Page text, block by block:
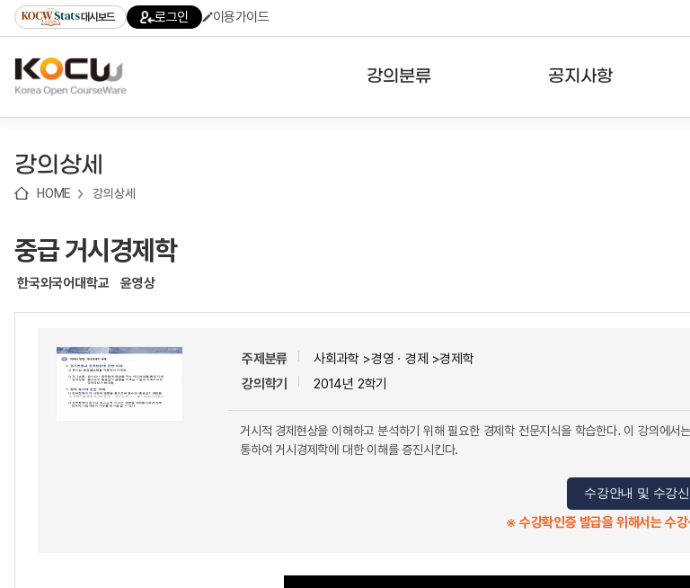
기
기
기
content)
가
대시보드 로그인 이용가이드
강의분류 공지사항
강의상세
HOME 강의상세
중급 거시경제학
한국외국어대학교 윤영상
주제분류
사회과학 >경영ㆍ경제 >경제학
강의학기
2014년 2학기
거시적 경제현상을 이해하고 분석하기 위해 필요한 경제학 전문지식을 학습한다. 이 강의에
통하여 거시경제학에 대한 이해를 증진시킨다.
수강안내 및 수강
※ 수강확인증 발급을 위해서는 수